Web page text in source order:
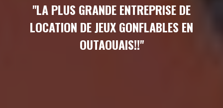
''LA PLUS GRANDE ENTREPRISE DE
LOCATION DE JEUX GONFLABLES EN
OUTAOUAIS!!''